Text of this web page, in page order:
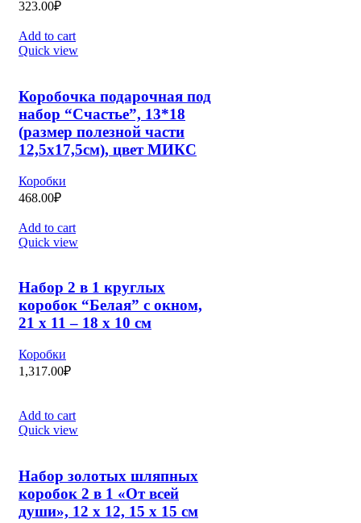
323.00₽
Add to cart
Quick view
Коробочка подарочная под
набор “Счастье”, 13*18
(размер полезной части
12,5х17,5см), цвет МИКС
Коробки
468.00₽
Add to cart
Quick view
Набор 2 в 1 круглых
коробок “Белая” с окном,
21 х 11 – 18 х 10 см
Коробки
1,317.00₽
Add to cart
Quick view
Набор золотых шляпных
коробок 2 в 1 «От всей
души», 12 х 12, 15 х 15 см